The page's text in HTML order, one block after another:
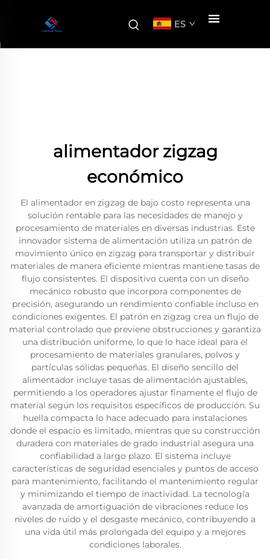
ES
alimentador zigzag
económico
El alimentador en zigzag de bajo costo representa una
solución rentable para las necesidades de manejo y
procesamiento de materiales en diversas industrias. Este
innovador sistema de alimentación utiliza un patrón de
movimiento único en zigzag para transportar y distribuir
materiales de manera eficiente mientras mantiene tasas de
flujo consistentes. El dispositivo cuenta con un diseño
mecánico robusto que incorpora componentes de
precisión, asegurando un rendimiento confiable incluso en
condiciones exigentes. El patrón en zigzag crea un flujo de
material controlado que previene obstrucciones y garantiza
una distribución uniforme, lo que lo hace ideal para el
procesamiento de materiales granulares, polvos y
partículas sólidas pequeñas. El diseño sencillo del
alimentador incluye tasas de alimentación ajustables,
permitiendo a los operadores ajustar finamente el flujo de
material según los requisitos específicos de producción. Su
huella compacta lo hace adecuado para instalaciones
donde el espacio es limitado, mientras que su construcción
duradera con materiales de grado industrial asegura una
confiabilidad a largo plazo. El sistema incluye
características de seguridad esenciales y puntos de acceso
para mantenimiento, facilitando el mantenimiento regular
y minimizando el tiempo de inactividad. La tecnología
avanzada de amortiguación de vibraciones reduce los
niveles de ruido y el desgaste mecánico, contribuyendo a
una vida útil más prolongada del equipo y a mejores
condiciones laborales.